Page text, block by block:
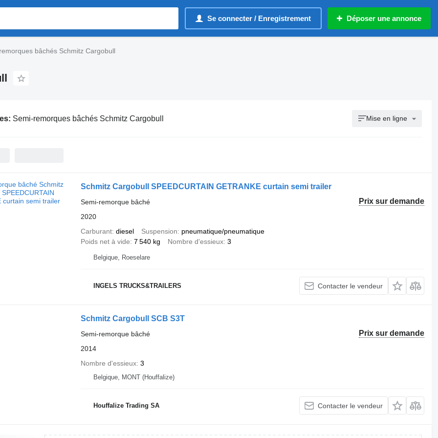
Se connecter / Enregistrement Déposer une annonce
bâchés Schmitz Cargobull
Semi-remorques bâchés Schmitz Cargobull Mise en ligne
Schmitz Cargobull SPEEDCURTAIN GETRANKE curtain semi trailer
Prix sur demande
Semi-remorque bâché
2020
Carburant diesel Suspension
pneumatique/pneumatique
Poids net à vide 7 540 kg Nombre d'essieux 3
Belgique, Roeselare
INGELS TRUCKS&TRAILERS Contacter le vendeur
Schmitz Cargobull SCB S3T
Prix sur demande
Semi-remorque bâché
2014
Nombre d'essieux 3
Belgique, MONT (Houffalize)
Houffalize Trading SA Contacter le vendeur